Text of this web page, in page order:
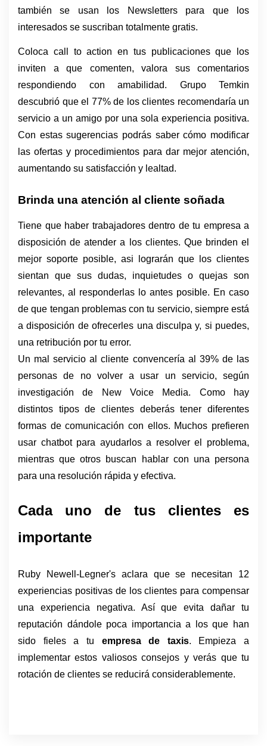
también se usan los Newsletters para que los
interesados se suscriban totalmente gratis.
Coloca call to action en tus publicaciones que los
inviten a que comenten, valora sus comentarios
respondiendo con amabilidad. Grupo Temkin
descubrió que el 77% de los clientes recomendaría un
servicio a un amigo por una sola experiencia positiva.
Con estas sugerencias podrás saber cómo modificar
las ofertas y procedimientos para dar mejor atención,
aumentando su satisfacción y lealtad.
Brinda una atención al cliente soñada
Tiene que haber trabajadores dentro de tu empresa a
disposición de atender a los clientes. Que brinden el
mejor soporte posible, asi lograrán que los clientes
sientan que sus dudas, inquietudes o quejas son
relevantes, al responderlas lo antes posible. En caso
de que tengan problemas con tu servicio, siempre está
a disposición de ofrecerles una disculpa y, si puedes,
una retribución por tu error.
Un mal servicio al cliente convencería al 39% de las
personas de no volver a usar un servicio, según
investigación de New Voice Media. Como hay
distintos tipos de clientes deberás tener diferentes
formas de comunicación con ellos. Muchos prefieren
usar chatbot para ayudarlos a resolver el problema,
mientras que otros buscan hablar con una persona
para una resolución rápida y efectiva.
Cada uno de tus clientes es
importante
Ruby Newell-Legner's aclara que se necesitan 12
experiencias positivas de los clientes para compensar
una experiencia negativa. Así que evita dañar tu
reputación dándole poca importancia a los que han
sido fieles a tu empresa de taxis. Empieza a
implementar estos valiosos consejos y verás que tu
rotación de clientes se reducirá considerablemente.